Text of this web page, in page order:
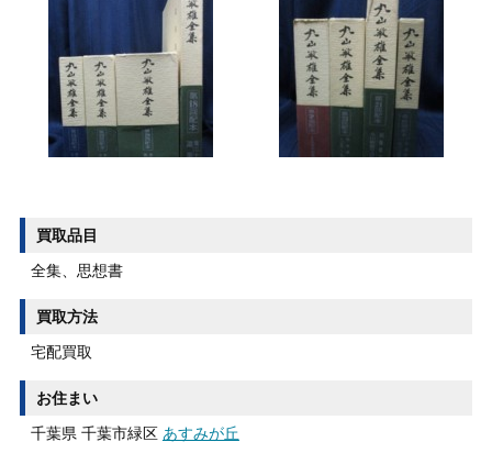
買取品目
全集、思想書
買取方法
宅配買取
お住まい
千葉県 千葉市緑区 あすみが丘